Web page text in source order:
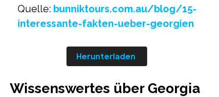
Quelle: bunniktours.com.au/blog/15-
interessante-fakten-ueber-georgien
Herunterladen
Wissenswertes über Georgia